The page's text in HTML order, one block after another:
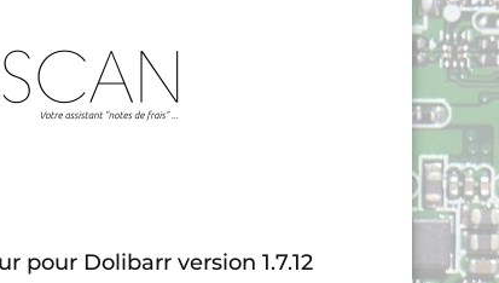
pour Dolibarr version 1.7.12